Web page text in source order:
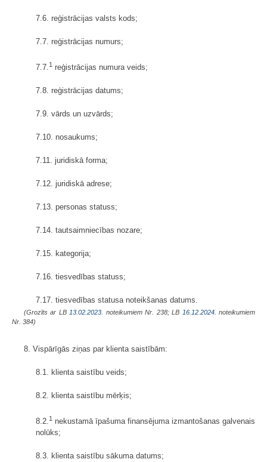
7.6. reģistrācijas valsts kods;
7.7. reģistrācijas numurs;
7.7. 1 reģistrācijas numura veids;
7.8. reģistrācijas datums;
7.9. vārds un uzvārds;
7.10. nosaukums;
7.11. juridiskā forma;
7.12. juridiskā adrese;
7.13. personas statuss;
7.14. tautsaimniecības nozare;
7.15. kategorija;
7.16. tiesvedības statuss;
7.17. tiesvedības statusa noteikšanas datums.
(Grozīts ar LB 13.02.2023. noteikumiem Nr. 238; LB 16.12.2024. noteikumiem
Nr. 384)
8. Vispārīgās ziņas par klienta saistībām:
8.1. klienta saistību veids;
8.2. klienta saistību mērķis;
8.2.1 nekustamā īpašuma finansējuma izmantošanas galvenais
nolūks;
8.3. klienta saistību sākuma datums;